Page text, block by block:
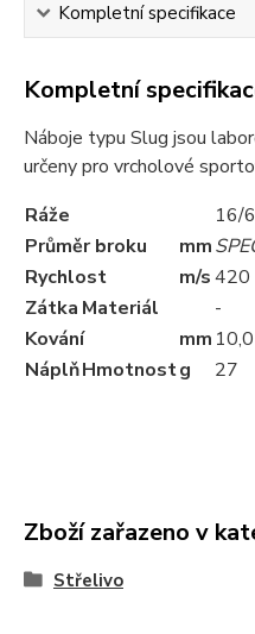
Kompletní specifikace
Kompletní
Náboje typu Slug jsou
určeny pro vrcholové
Ráže
16/
Průměr broku
mm
Rychlost
m/s420
Zátka Materiál
-
Kování
mm 10,0
NáplňHmotnostg 27
Zboží zařazeno v
Střelivo